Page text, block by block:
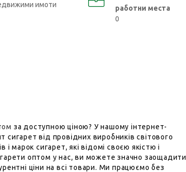
имоти
работни места
0
за доступною ціною? У нашому інтернет-
від провідних виробників світового
марок сигарет, які відомі своєю якістю і
оптом у нас, ви можете значно заощадити
ціни на всі товари. Ми працюємо без